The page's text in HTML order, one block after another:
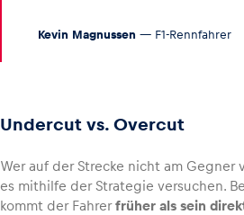
Kevin Magnussen — F1-Rennfahrer
Undercut vs. Overcut
Wer auf der Strecke nicht am Gegner
es mithilfe der Strategie versuchen.
kommt der Fahrerfrüher als sein